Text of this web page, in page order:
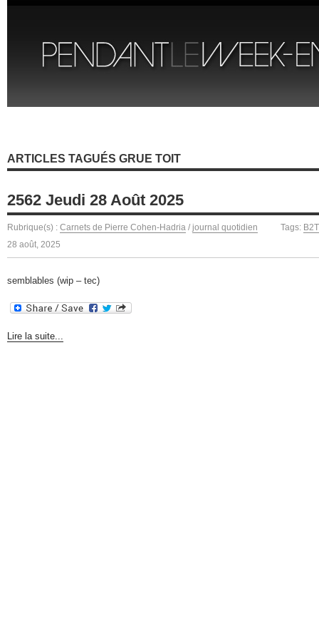
ARTICLES TAGUÉS GRUE TOIT
2562 Jeudi 28 Août 2025
Rubrique(s) : Carnets de Pierre Cohen-Hadria / journal quotidien Tags:
28 août, 2025
semblables (wip – tec)
Lire la suite...